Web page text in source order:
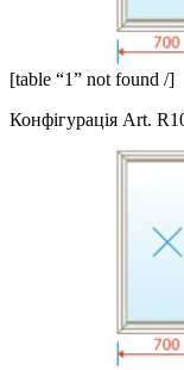
[table “1” not found /]
Конфігурація Art.